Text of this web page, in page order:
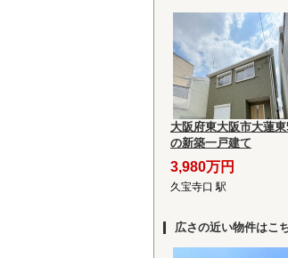
大阪府東大阪市大蓮東
の新築一戸建て
3,980万円
久宝寺口 駅
広さの近い物件はこ